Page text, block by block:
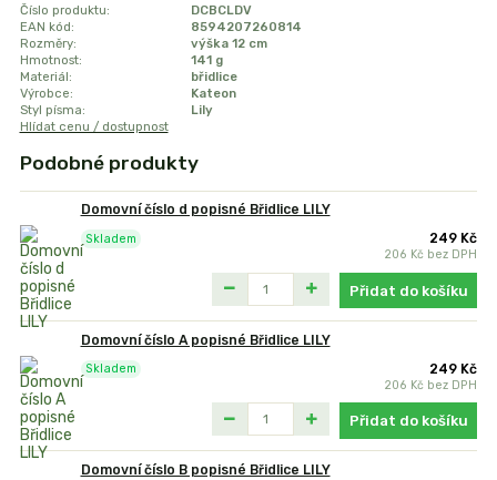
Číslo produktu:
DCBCLDV
EAN kód:
8594207260814
Rozměry:
výška 12 cm
Hmotnost:
141 g
Materiál:
břidlice
Výrobce:
Kateon
Styl písma:
Lily
Hlídat cenu / dostupnost
Podobné produkty
Domovní číslo d popisné Břidlice LILY
249 Kč
206 Kč bez DPH
Skladem
Přidat do košíku
Domovní číslo A popisné Břidlice LILY
249 Kč
206 Kč bez DPH
Skladem
Přidat do košíku
Domovní číslo B popisné Břidlice LILY